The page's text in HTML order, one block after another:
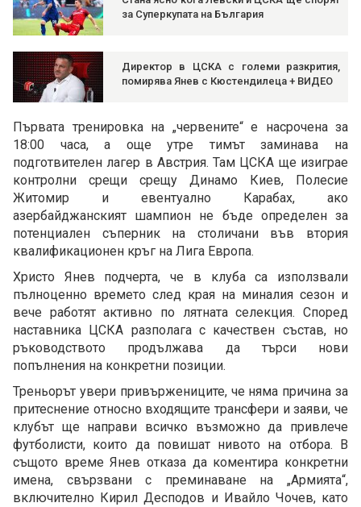
за Суперкупата на България
Директор в ЦСКА с големи разкрития,
помирява Янев с Кюстендилеца + ВИДЕО
Първата тренировка на „червените“ е насрочена за
18:00 часа, а още утре тимът заминава на
подготвителен лагер в Австрия. Там ЦСКА ще изиграе
контролни срещи срещу Динамо Киев, Полесие
Житомир и евентуално Карабах, ако
азербайджанският шампион не бъде определен за
потенциален съперник на столичани във втория
квалификационен кръг на Лига Европа.
Христо Янев подчерта, че в клуба са използвали
пълноценно времето след края на миналия сезон и
вече работят активно по лятната селекция. Според
наставника ЦСКА разполага с качествен състав, но
ръководството продължава да търси нови
попълнения на конкретни позиции.
Треньорът увери привържениците, че няма причина за
притеснение относно входящите трансфери и заяви, че
клубът ще направи всичко възможно да привлече
футболисти, които да повишат нивото на отбора. В
същото време Янев отказа да коментира конкретни
имена, свързвани с преминаване на „Армията“,
включително Кирил Десподов и Ивайло Чочев, като